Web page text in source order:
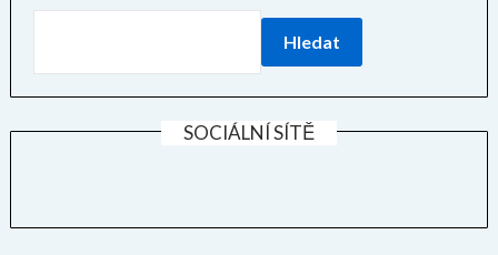
Hledat
SOCIÁLNÍ SÍTĚ